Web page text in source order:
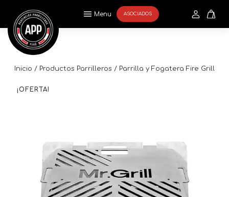
Menu ASOCIADOS
Inicio / Productos Parrilleros / Parrilla y Fogatera Fire Grill
¡OFERTA!